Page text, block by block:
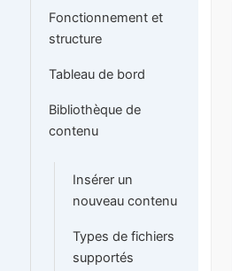
Fonctionnement et
structure
Tableau de bord
Bibliothèque de
contenu
Insérer un
nouveau contenu
Types de fichiers
supportés